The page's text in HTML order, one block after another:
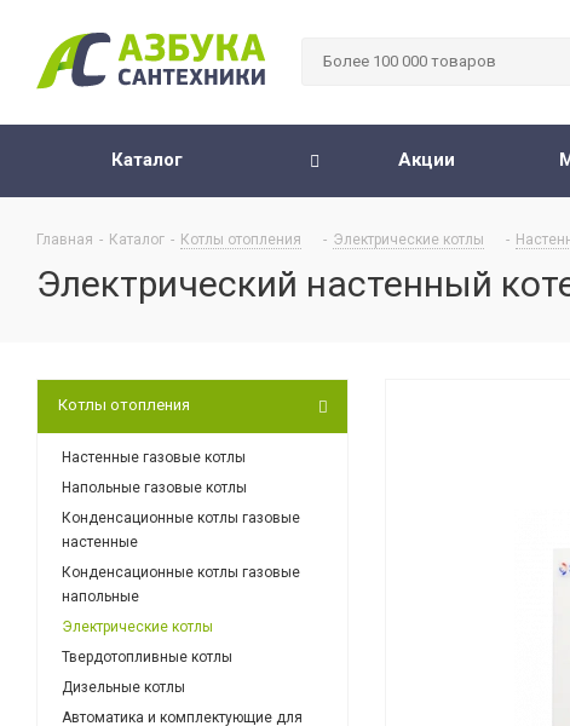
Каталог Акции
Главная - Каталог - Котлы отопления - Электрические котлы -
Электрический настенный
Котлы отопления
Настенные газовые котлы
Напольные газовые котлы
Конденсационные котлы газовые
настенные
Конденсационные котлы газовые
напольные
Электрические котлы
Твердотопливные котлы
Дизельные котлы
Автоматика и комплектующие для